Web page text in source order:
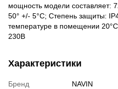
мощность модели составляет:
50° +/- 5°C; Степень защиты:
температуре в помещении
230В
Характеристики
Бренд
NAVIN